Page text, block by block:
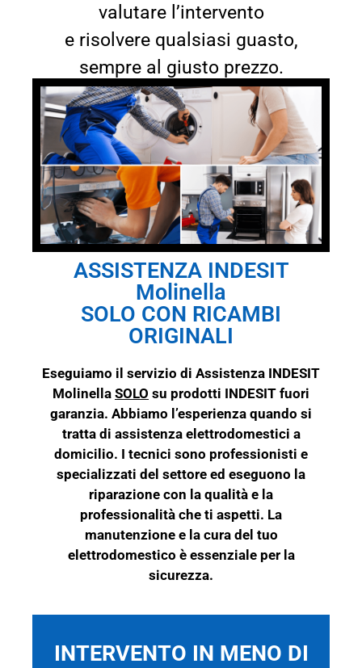
valutare l’intervento
e risolvere qualsiasi guasto,
sempre al giusto prezzo.
ASSISTENZA INDESIT
Molinella
SOLO CON RICAMBI
ORIGINALI
Eseguiamo il servizio di Assistenza INDESIT
Molinella SOLO su prodotti INDESIT fuori
garanzia. Abbiamo l’esperienza quando si
tratta di assistenza elettrodomestici a
domicilio. I tecnici sono professionisti e
specializzati del settore ed eseguono la
riparazione con la qualità e la
professionalità che ti aspetti. La
manutenzione e la cura del tuo
elettrodomestico è essenziale per la
sicurezza.
INTERVENTO IN MENO DI